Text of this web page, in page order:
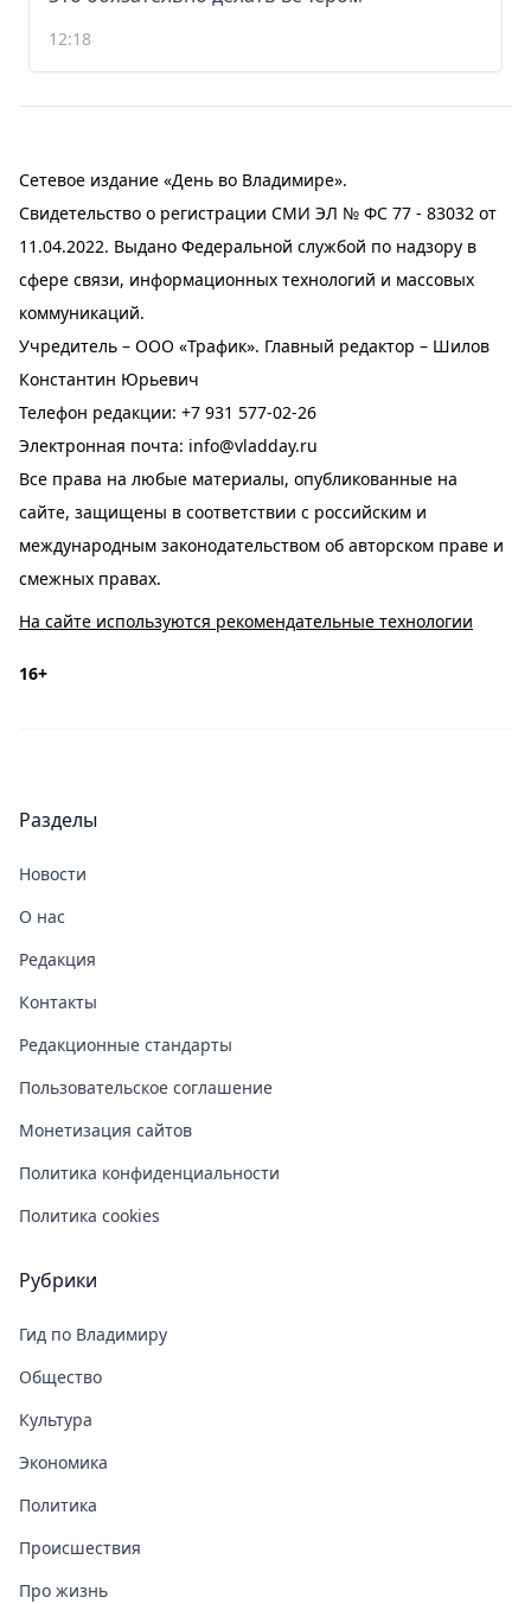
12:18
Сетевое издание «День во Владимире».
Свидетельство о регистрации СМИ ЭЛ № ФС 77 - 83032 от
11.04.2022. Выдано Федеральной службой по надзору в
сфере связи, информационных технологий и массовых
коммуникаций.
Учредитель – ООО «Трафик». Главный редактор – Шилов
Константин Юрьевич
Телефон редакции: +7 931 577-02-26
Электронная почта: info@vladday.ru
Все права на любые материалы, опубликованные на
сайте, защищены в соответствии с российским и
международным законодательством об авторском праве и
смежных правах.
На сайте используются рекомендательные технологии
16+
Разделы
Новости
О нас
Редакция
Контакты
Редакционные стандарты
Пользовательское соглашение
Монетизация сайтов
Политика конфиденциальности
Политика cookies
Рубрики
Гид по Владимиру
Общество
Культура
Экономика
Политика
Происшествия
Про жизнь